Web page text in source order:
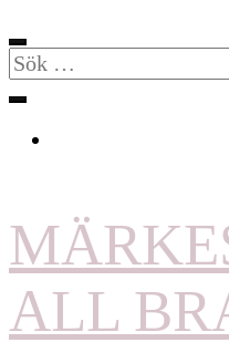
Sök
efter:
ALL